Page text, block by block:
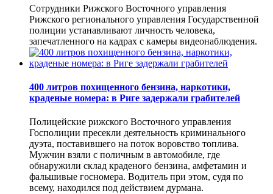
Сотрудники Рижского Восточного управления
Рижского регионального управления Государственной
полиции устанавливают личность человека,
запечатленного на кадрах с камеры видеонаблюдения.
400 литров похищенного бензина, наркотики,
краденые номера: в Риге задержали грабителей
Полицейские рижского Восточного управления
Госполиции пресекли деятельность криминального
дуэта, поставившего на поток воровство топлива.
Мужчин взяли с поличным в автомобиле, где
обнаружили склад краденого бензина, амфетамин и
фальшивые госномера. Водитель при этом, судя по
всему, находился под действием дурмана.